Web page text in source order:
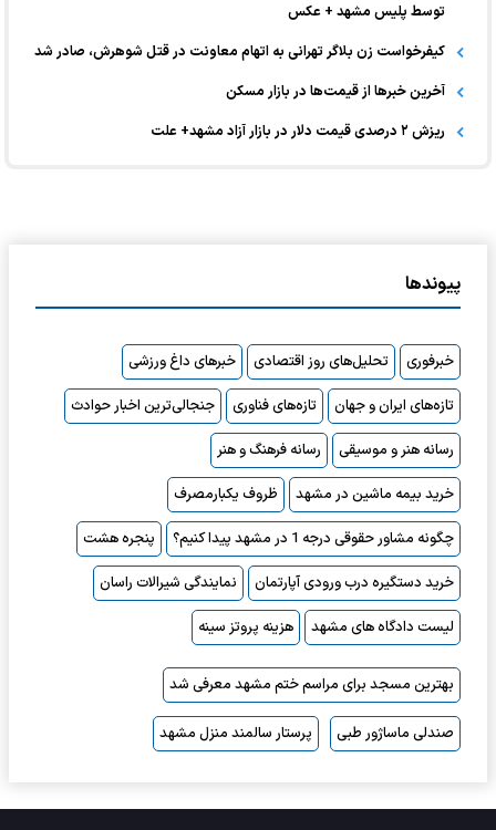
توسط پلیس مشهد + عکس
کیفرخواست زن بلاگر تهرانی به اتهام معاونت در قتل شوهرش، صادر شد
آخرین خبر‌ها از قیمت‌ها در بازار مسکن
ریزش ۲ درصدی قیمت دلار در بازار آزاد مشهد+ علت
پیوندها
خبرفوری تحلیل‌های روز اقتصادی
خبرهای داغ ورزشی
تازه‌های ایران و جهان
تازه‌های فناوری
جنجالی‌ترین اخبار حوادث
رسانه هنر و موسیقی
رسانه فرهنگ و هنر
خرید بیمه ماشین در مشهد
ظروف یکبارمصرف
چگونه مشاور حقوقی درجه 1 در مشهد پیدا کنیم؟
پنجره هشت
خرید دستگیره درب ورودی آپارتمان
نمایندگی شیرالات راسان
لیست دادگاه های مشهد
هزینه پروتز سینه
بهترین مسجد برای مراسم ختم مشهد معرفی شد
صندلی ماساژور طبی پرستار سالمند منزل مشهد